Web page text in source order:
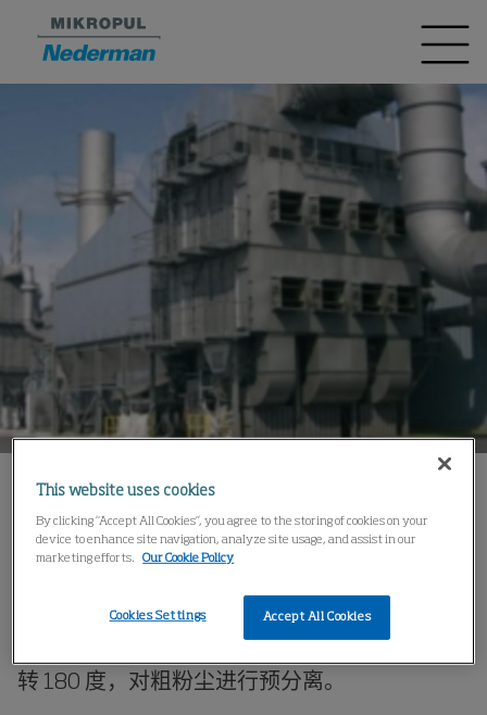
产品 气体冷却
热气沿冷却元件垂直向下流入冷却器。气体偏
转 180 度，对粗粉尘进行预分离。
This website uses cookies
By clicking “Accept All Cookies”, you agree to the storing of cookies on your
device to enhance site navigation, analyze site usage, and assist in our
marketing efforts. Our Cookie Policy
Accept All Cookies
Cookies Settings